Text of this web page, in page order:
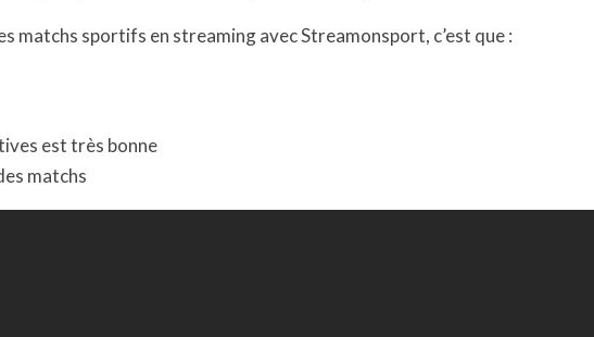
matchs sportifs en streaming avec Streamonsport, c’est que :
est très bonne
matchs